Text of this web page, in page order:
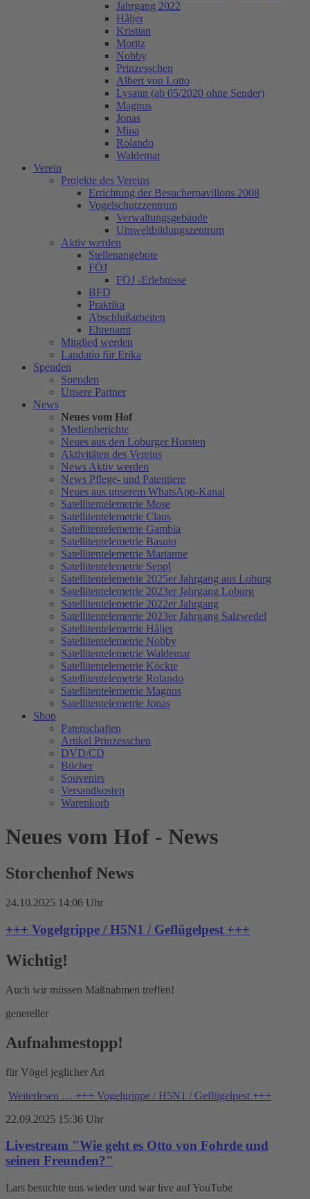
Jahrgang 2022
Håljer
Kristian
Moritz
Nobby
Prinzesschen
Albert von Lotto
Lysann (ab 05/2020 ohne Sender)
Magnus
Jonas
Mina
Rolando
Waldemar
Verein
Projekte des Vereins
Errichtung der Besucherpavillons 2008
Vogelschutzzentrum
Verwaltungsgebäude
Umweltbildungszentrum
Aktiv werden
Stellenangebote
FÖJ
FÖJ -Erlebnisse
BFD
Praktika
Abschlußarbeiten
Ehrenamt
Mitglied werden
Laudatio für Erika
Spenden
Spenden
Unsere Partner
News
Neues vom Hof
Medienberichte
Neues aus den Loburger Horsten
Aktivitäten des Vereins
News Aktiv werden
News Pflege- und Patentiere
Neues aus unserem WhatsApp-Kanal
Satellitentelemetrie Mose
Satellitentelemetrie Claus
Satellitentelemetrie Gambia
Satellitentelemetrie Basuto
Satellitentelemetrie Marianne
Satellitentelemetrie Seppl
Satellitentelemetrie 2025er Jahrgang aus Loburg
Satellitentelemetrie 2023er Jahrgang Loburg
Satellitentelemetrie 2022er Jahrgang
Satellitentelemetrie 2023er Jahrgang Salzwedel
Satellitentelemetrie Håljer
Satellitentelemetrie Nobby
Satellitentelemetrie Waldemar
Satellitentelemetrie Köckte
Satellitentelemetrie Rolando
Satellitentelemetrie Magnus
Satellitentelemetrie Jonas
Shop
Patenschaften
Artikel Prinzesschen
DVD/CD
Bücher
Souvenirs
Versandkosten
Warenkorb
Neues vom Hof - News
Storchenhof News
24.10.2025 14:06 Uhr
+++ Vogelgrippe / H5N1 / Geflügelpest +++
Wichtig!
Auch wir müssen Maßnahmen treffen!
genereller
Aufnahmestopp!
für Vögel jeglicher Art
Weiterlesen … +++ Vogelgrippe / H5N1 / Geflügelpest +++
22.09.2025 15:36 Uhr
Livestream "Wie geht es Otto von Fohrde und
seinen Freunden?"
Lars besuchte uns wieder und war live auf YouTube